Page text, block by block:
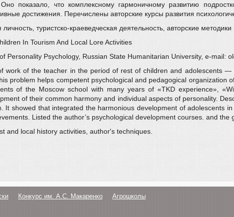
показало, что комплексному гармоничному развитию
достижения. Перечислены авторские курсы развития
туристско-краеведческая деятельность, авторские методики
In Tourism And Local Lore Activities
Personality Psychology, Russian State Humanitarian University, e-mail:
work of the teacher in the period of rest of children and adolescents
problem helps competent psychological and pedagogical organization
of the Moscow school with many years of «TKD experience»,
of their common harmony and individual aspects of personality.
It showed that integrated the harmonious development of adolescents
Listed the author’s psychological development courses. and the
and local history activities, author's techniques.
Конкурс им. А.С. Макаренко Агрошколы